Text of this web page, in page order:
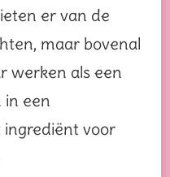
er van de
maar bovenal
werken als een
in een
voor